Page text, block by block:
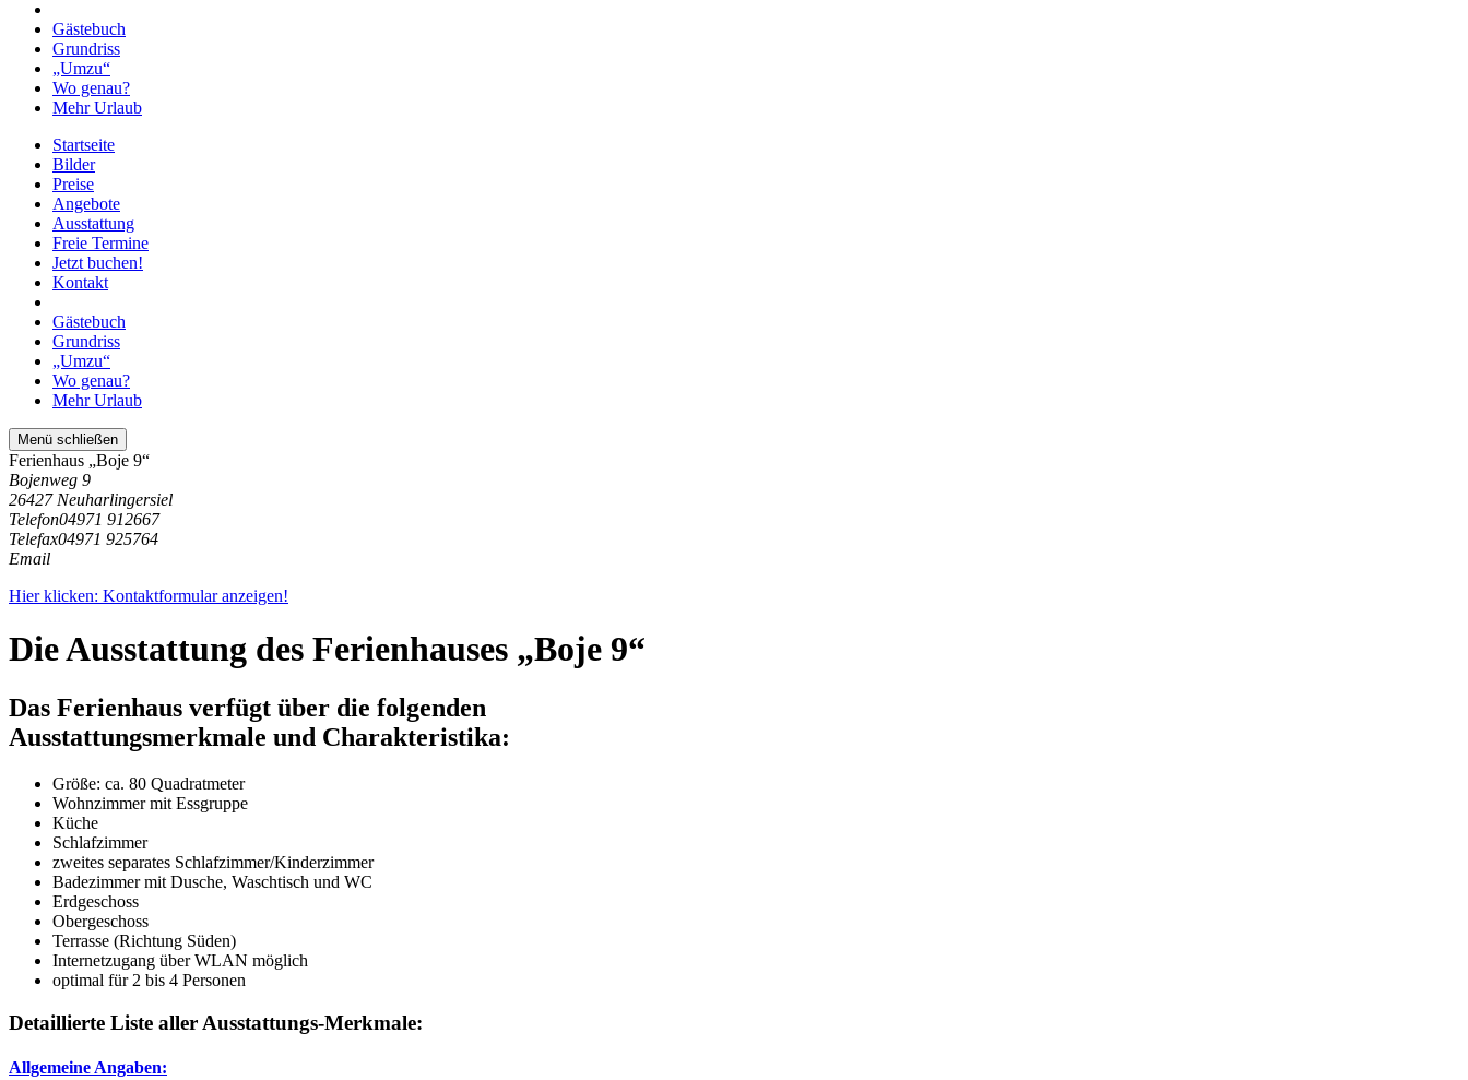
Gästebuch
Grundriss
„Umzu“
Wo genau?
Mehr Urlaub
Startseite
Bilder
Preise
Angebote
Ausstattung
Freie Termine
Jetzt buchen!
Kontakt
Gästebuch
Grundriss
„Umzu“
Wo genau?
Mehr Urlaub
Menü schließen
Ferienhaus „Boje 9“
Bojenweg 9
26427 Neuharlingersiel
Telefon04971 912667
Telefax04971 925764
Email
Hier klicken: Kontaktformular anzeigen!
Die Ausstattung des Ferienhauses „Boje 9“
Das Ferienhaus verfügt über die folgenden
Ausstattungsmerkmale und Charakteristika:
Größe: ca. 80 Quadratmeter
Wohnzimmer mit Essgruppe
Küche
Schlafzimmer
zweites separates Schlafzimmer/Kinderzimmer
Badezimmer mit Dusche, Waschtisch und WC
Erdgeschoss
Obergeschoss
Terrasse (Richtung Süden)
Internetzugang über WLAN möglich
optimal für 2 bis 4 Personen
Detaillierte Liste aller Ausstattungs-Merkmale:
Allgemeine Angaben: